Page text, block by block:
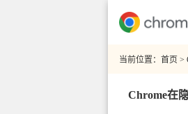
当前位置： 首页 >
Chrome在